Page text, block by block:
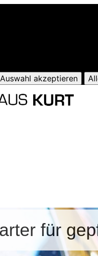
Auswahl akzeptieren
für